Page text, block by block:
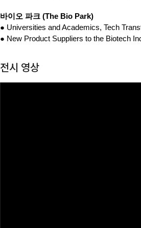
바이오 파크 (The Bio Park)
● Universities and Academics, Tech
● New Product Suppliers to the Biotech
전시 영상